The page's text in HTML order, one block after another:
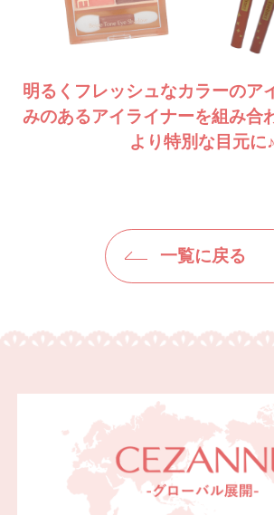
明るくフレッシュなカラーのア
みのあるアイライナーを組み合
より特別な目元に♪
一覧に戻る